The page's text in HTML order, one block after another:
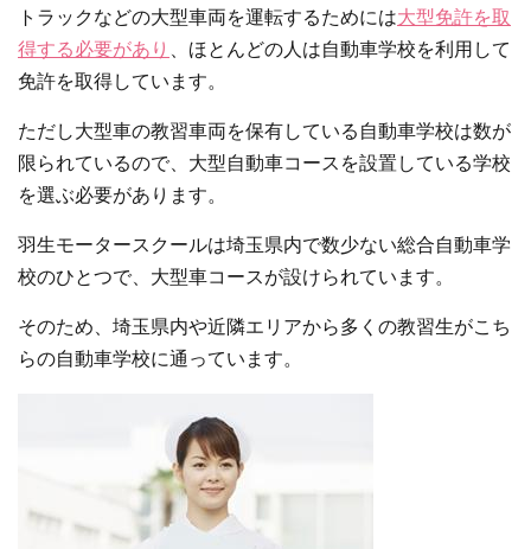
トラックなどの大型車両を運転するためには大型免許を取
得する必要があり
、ほとんどの人は自動車学校を利用して
免許を取得しています。
ただし大型車の教習車両を保有している自動車学校は数が
限られているので、大型自動車コースを設置している学校
を選ぶ必要があります。
羽生モータースクールは埼玉県内で数少ない総合自動車学
校のひとつで、大型車コースが設けられています。
そのため、埼玉県内や近隣エリアから多くの教習生がこち
らの自動車学校に通っています。